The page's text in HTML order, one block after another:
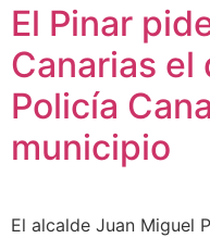
El Pinar
Canarias el
Policía
municipio
El alcalde Juan Miguel